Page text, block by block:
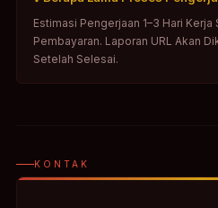
Estimasi Pengerjaan 1–3 Hari
Pembayaran. Laporan URL Akan
Setelah Selesai.
KONTAK